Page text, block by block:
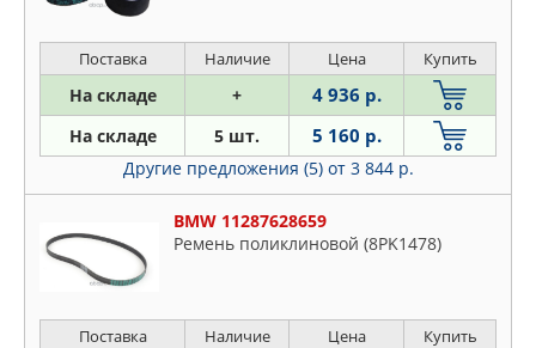
Поставка Наличие Цена Купить
На складе + 4 936 р.
На складе 5 шт. 5 160 р.
Другие предложения (5) от 3 844 р.
BMW 11287628659
Ремень поликлиновой (8PK1478)
Поставка Наличие Цена Купить